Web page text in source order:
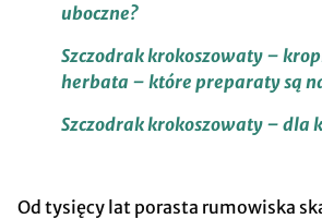
uboczne?
Szczodrak krokoszowaty –
herbata – które preparaty są
Szczodrak krokoszowaty – dla
Od tysięcy lat porasta rumowiska